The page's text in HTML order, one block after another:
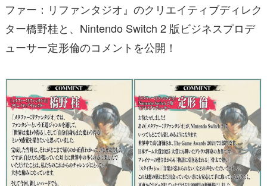
ファー：リファンタジオ』のクリエイティブディレク
ター橋野桂と、Nintendo Switch 2 版ビジネスプロデ
ューサー定形倫のコメントを公開！